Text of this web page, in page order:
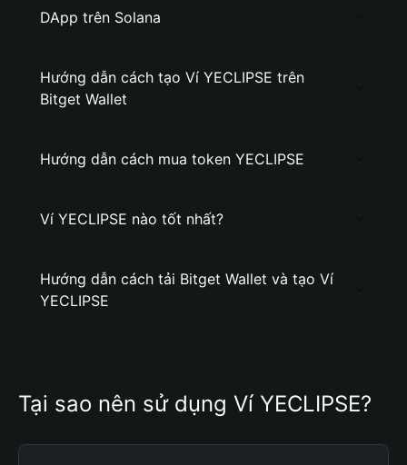
DApp trên Solana
Hướng dẫn cách tạo Ví YECLIPSE trên
Bitget Wallet
Hướng dẫn cách mua token YECLIPSE
Ví YECLIPSE nào tốt nhất?
Hướng dẫn cách tải Bitget Wallet và tạo Ví
YECLIPSE
Tại sao nên sử dụng Ví YECLIPSE?